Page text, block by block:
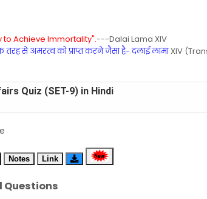
to Achieve Immortality".---Dalai Lama XIV
से अमरत्व को प्राप्त करने जैसा है- दलाई लामाXIV
Quiz (SET-9) in Hindi
Quiz (SET-7) in Hindi
Notes Link
Questions